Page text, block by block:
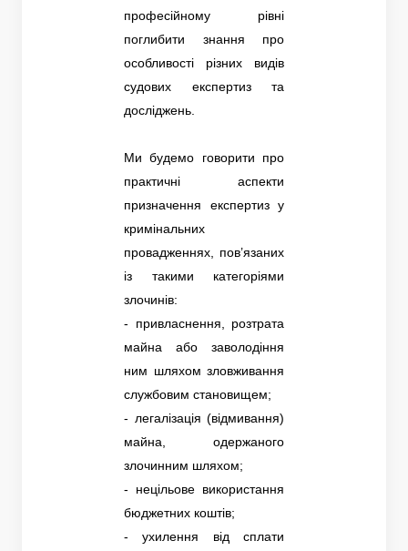
професійному рівні
поглибити знання про
особливості різних видів
судових експертиз та
досліджень.
Ми будемо говорити про
практичні аспекти
призначення експертиз у
кримінальних
провадженнях, пов’язаних
із такими категоріями
злочинів:
- привласнення, розтрата
майна або заволодіння
ним шляхом зловживання
службовим становищем;
- легалізація (відмивання)
майна, одержаного
злочинним шляхом;
- нецільове використання
бюджетних коштів;
- ухилення від сплати